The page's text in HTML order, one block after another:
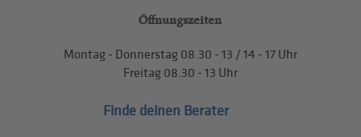
Öffnungszeiten
Montag - Donnerstag 08.30 - 13 / 14 - 17 Uhr
Freitag 08.30 - 13 Uhr
Finde deinen Berater